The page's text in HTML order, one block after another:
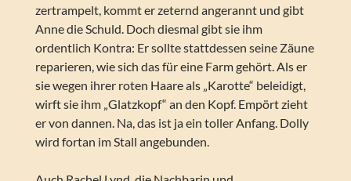
zertrampelt, kommt er zeternd angerannt und gibt
Anne die Schuld. Doch diesmal gibt sie ihm
ordentlich Kontra: Er sollte stattdessen seine Zäune
reparieren, wie sich das für eine Farm gehört. Als er
sie wegen ihrer roten Haare als „Karotte“ beleidigt,
wirft sie ihm „Glatzkopf“ an den Kopf. Empört zieht
er von dannen. Na, das ist ja ein toller Anfang. Dolly
wird fortan im Stall angebunden.